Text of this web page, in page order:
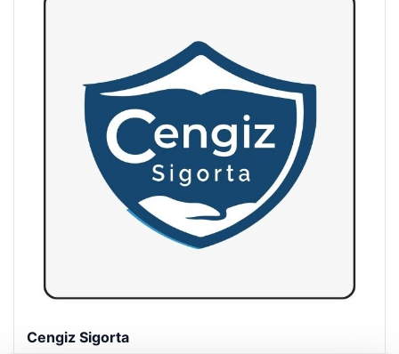
Cengiz Sigorta